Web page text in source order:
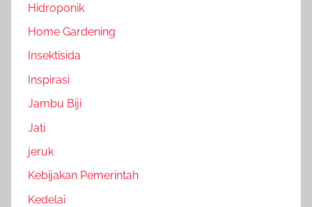
Hidroponik
Home Gardening
Insektisida
Inspirasi
Jambu Biji
Jati
jeruk
Kebijakan Pemerintah
Kedelai